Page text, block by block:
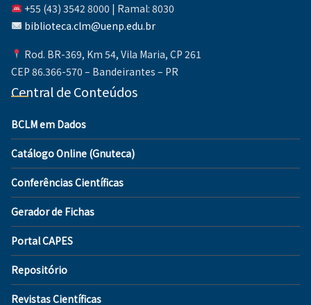
+55 (43) 3542 8000 | Ramal: 8030
biblioteca.clm@uenp.edu.br
Rod. BR-369, Km 54, Vila Maria, CP 261
CEP 86.366-570 – Bandeirantes – PR
Central de Conteúdos
BCLM em Dados
Catálogo Online (Gnuteca)
Conferências Científicas
Gerador de Fichas
Portal CAPES
Repositório
Revistas Científicas